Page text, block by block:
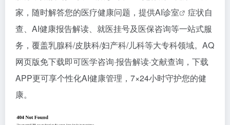
家，随时解答您的医疗健康问题，提供AI诊室
症状自
查、AI健康报告解读、就医挂号及医保咨询等一站式服
务，覆盖乳腺科/皮肤科/妇产科/儿科等大专科领域。AQ
网页版免下载即可医学咨询·报告解读·文献查询，下载
APP更可享个性化AI健康管理，7×24小时守护您的健
康。